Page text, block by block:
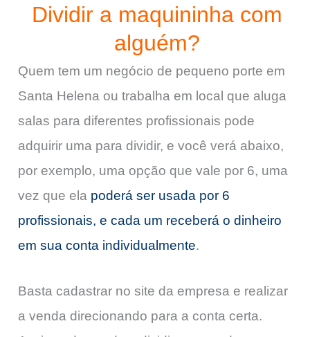
Dividir a maquininha com
alguém?
Quem tem um negócio de pequeno porte em
Santa Helena ou trabalha em local que aluga
salas para diferentes profissionais pode
adquirir uma para dividir, e você verá abaixo,
por exemplo, uma opção que vale por 6, uma
vez que ela poderá ser usada por 6
profissionais, e cada um receberá o dinheiro
em sua conta individualmente.
Basta cadastrar no site da empresa e realizar
a venda direcionando para a conta certa.